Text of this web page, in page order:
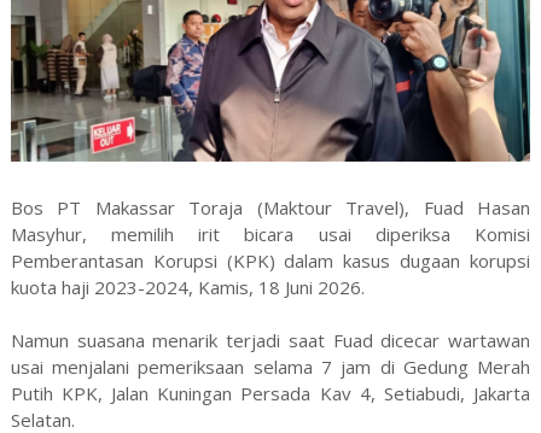
Bos PT Makassar Toraja (Maktour Travel), Fuad Hasan
Masyhur, memilih irit bicara usai diperiksa Komisi
Pemberantasan Korupsi (KPK) dalam kasus dugaan korupsi
kuota haji 2023-2024, Kamis, 18 Juni 2026.
Namun suasana menarik terjadi saat Fuad dicecar wartawan
usai menjalani pemeriksaan selama 7 jam di Gedung Merah
Putih KPK, Jalan Kuningan Persada Kav 4, Setiabudi, Jakarta
Selatan.